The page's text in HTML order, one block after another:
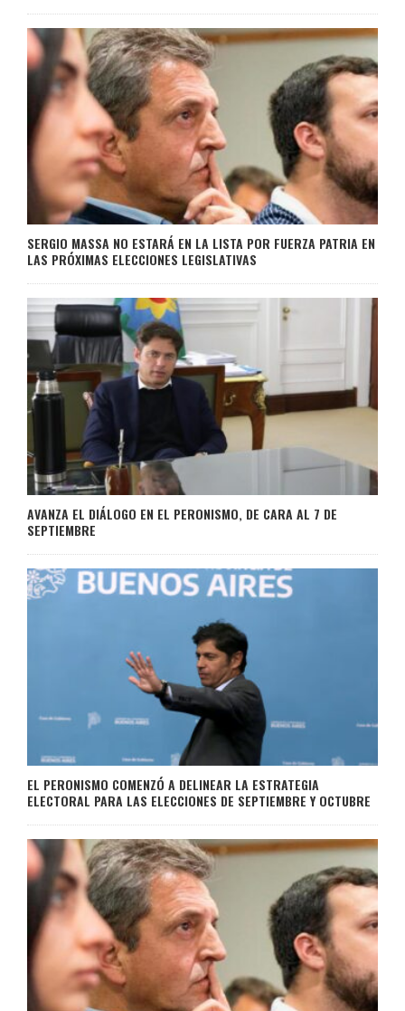
SERGIO MASSA NO ESTARÁ EN LA LISTA POR FUERZA PATRIA EN
LAS PRÓXIMAS ELECCIONES LEGISLATIVAS
AVANZA EL DIÁLOGO EN EL PERONISMO, DE CARA AL 7 DE
SEPTIEMBRE
EL PERONISMO COMENZÓ A DELINEAR LA ESTRATEGIA
ELECTORAL PARA LAS ELECCIONES DE SEPTIEMBRE Y OCTUBRE